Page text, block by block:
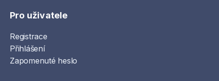
Pro uživatele
Registrace
Přihlášení
Zapomenuté heslo